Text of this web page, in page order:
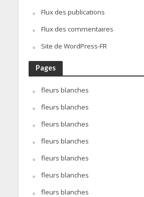
Flux des publications
Flux des commentaires
Site de WordPress-FR
Pages
fleurs blanches
fleurs blanches
fleurs blanches
fleurs blanches
fleurs blanches
fleurs blanches
fleurs blanches